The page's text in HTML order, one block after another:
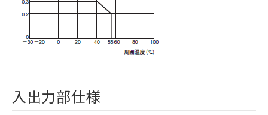
入出力部仕様